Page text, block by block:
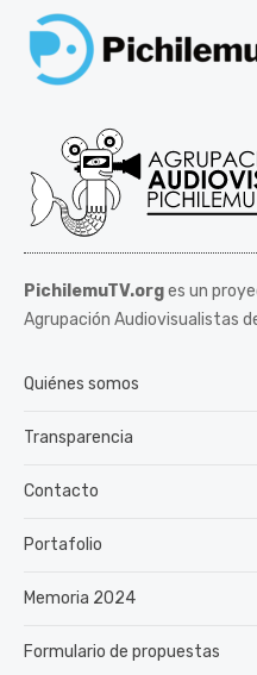
PichilemuTV.orges un
Agrupación Audiovisualistas
Quiénes somos
Transparencia
Contacto
Portafolio
Memoria 2024
Formulario de propuestas